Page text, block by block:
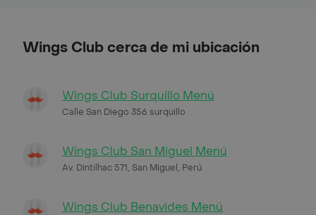
Wings Club cerca de mi ubicación
Wings Club Surquillo Menú
Calle San Diego 356 surquillo
Wings Club San Miguel Menú
Av. Dintilhac 571, San Miguel, Perú
Wings Club Benavides Menú